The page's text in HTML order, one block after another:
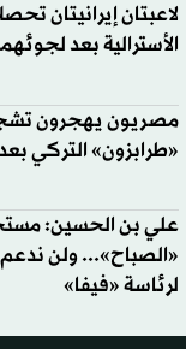
لاعبتان إيرانيتان
الأسترالية بعد
مصريون يهجرون
«طرابزون» التركي
علي بن الحسين:
«الصباح»... ولن ندعم
لرئاسة «فيفا»